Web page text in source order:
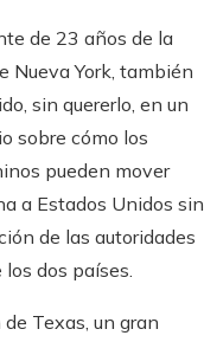
de 23 años de la
Nueva York, también
sin quererlo, en un
sobre cómo los
pueden mover
a Estados Unidos sin
de las autoridades
dos países.
Texas, un gran